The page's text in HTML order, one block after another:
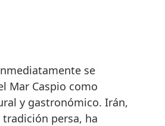
se
Mar Caspio como
y gastronómico. Irán,
persa, ha